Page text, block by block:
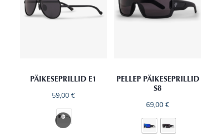
PÄIKESEPRILLID E1
59,00 €
PELLEP PÄIKESEPRILLID
S8
69,00€